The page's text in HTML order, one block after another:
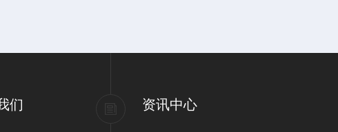
们 资讯中心